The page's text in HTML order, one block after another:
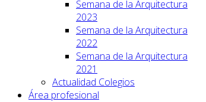
Semana de la Arquitectura
2023
Semana de la Arquitectura
2022
Semana de la Arquitectura
2021
Actualidad Colegios
Área profesional